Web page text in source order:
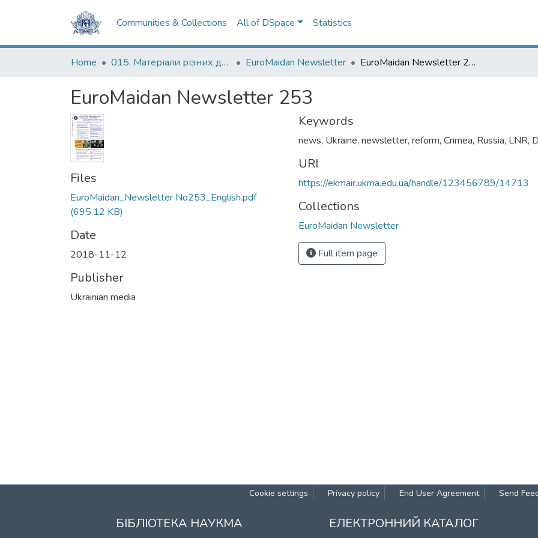
Communities & Collections All of DSpace Statistics
Home 015. Матеріали різних дослідників та організацій EuroMaidan Newsletter EuroMaidan Newsletter 253
EuroMaidan Newsletter 253
Files
EuroMaidan_Newsletter No253_English.pdf
(695.12 KB)
Date
2018-11-12
Publisher
Ukrainian media
Keywords
news, Ukraine, newsletter, reform, Crimea, Russia, LNR,
URI
https://ekmair.ukma.edu.ua/handle/123456789/14713
Collections
EuroMaidan Newsletter
Full item page
Cookie settings Privacy policy End User Agreement Send
БІБЛІОТЕКА НАУКМА ЕЛЕКТРОННИЙ КАТАЛОГ